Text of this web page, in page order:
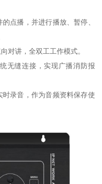
点播，并进行播放、暂停、
对讲，全双工工作模式。
无缝连接，实现广播消防报
录音，作为音频资料保存使